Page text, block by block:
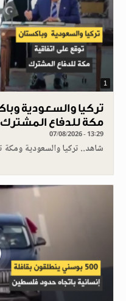
1
تركيا والسعودية
مكة للدفاع المشترك
07/08/2026 - 13:29
شاهد.. تركيا والسعودية